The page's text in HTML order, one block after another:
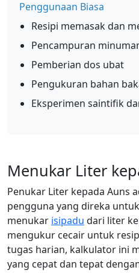
Penggunaan Biasa
Resipi memasak dan
Pencampuran
Pemberian dos ubat
Pengukuran bahan
Eksperimen saintifik
Menukar Liter
Penukar Liter kepada Auns
pengguna yang direka
menukar isipadu dari liter
mengukur cecair untuk
tugas harian, kalkulator ini
yang cepat dan tepat